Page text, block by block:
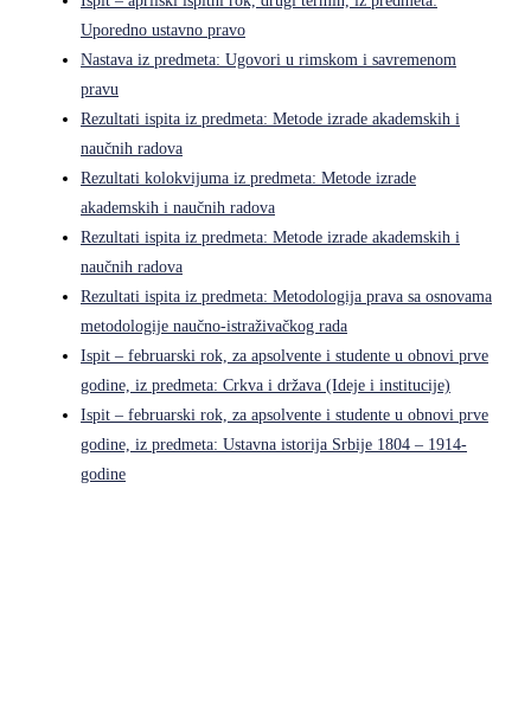
Uporedno ustavno pravo
Nastava iz predmeta: Ugovori u rimskom i savremenom
pravu
Rezultati ispita iz predmeta: Metode izrade akademskih i
naučnih radova
Rezultati kolokvijuma iz predmeta: Metode izrade
akademskih i naučnih radova
Rezultati ispita iz predmeta: Metode izrade akademskih i
naučnih radova
Rezultati ispita iz predmeta: Metodologija prava sa osnovama
metodologije naučno-istraživačkog rada
Ispit – februarski rok, za apsolvente i studente u obnovi prve
godine, iz predmeta: Crkva i država (Ideje i institucije)
Ispit – februarski rok, za apsolvente i studente u obnovi prve
godine, iz predmeta: Ustavna istorija Srbije 1804 – 1914-
godine